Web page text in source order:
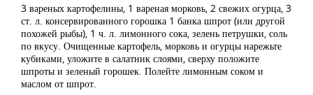
3 вареных картофелины, 1 вареная морковь, 2 свежих огурца, 3
ст. л. консервированного горошка 1 банка шпрот (или другой
похожей рыбы), 1 ч. л. лимонного сока, зелень петрушки, соль
по вкусу. Очищенные картофель, морковь и огурцы нарежьте
кубиками, уложите в салатник слоями, сверху положите
шпроты и зеленый горошек. Полейте лимонным соком и
маслом от шпрот.